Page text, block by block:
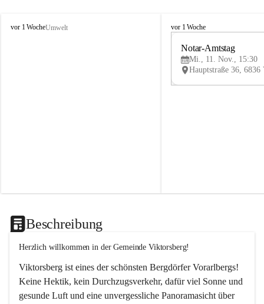
V
vor 1 WocheUmwelt
V
vor 1 Woche
Notar-Amtstag
Mi., 11. Nov., 15:30
Beschreibung
Herzlich willkommen in der Gemeinde Viktorsberg!
Viktorsberg ist eines der schönsten Bergdörfer Vorarlbergs!
Keine Hektik, kein Durchzugsverkehr, dafür viel Sonne und
gesunde Luft und eine unvergessliche Panoramasicht über